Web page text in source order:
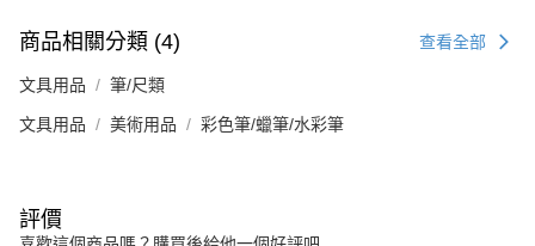
商品相關分類 (4) 查看全部
文具用品 筆/尺類
文具用品 美術用品 彩色筆/蠟筆/水彩筆
評價